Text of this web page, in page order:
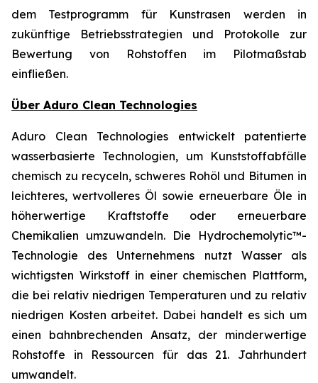
dem Testprogramm für Kunstrasen werden in
zukünftige Betriebsstrategien und Protokolle zur
Bewertung von Rohstoffen im Pilotmaßstab
einfließen.
Über Aduro Clean Technologies
Aduro Clean Technologies entwickelt patentierte
wasserbasierte Technologien, um Kunststoffabfälle
chemisch zu recyceln, schweres Rohöl und Bitumen in
leichteres, wertvolleres Öl sowie erneuerbare Öle in
höherwertige Kraftstoffe oder erneuerbare
Chemikalien umzuwandeln. Die Hydrochemolytic™-
Technologie des Unternehmens nutzt Wasser als
wichtigsten Wirkstoff in einer chemischen Plattform,
die bei relativ niedrigen Temperaturen und zu relativ
niedrigen Kosten arbeitet. Dabei handelt es sich um
einen bahnbrechenden Ansatz, der minderwertige
Rohstoffe in Ressourcen für das 21. Jahrhundert
umwandelt.